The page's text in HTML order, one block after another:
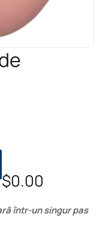
$0.00
într-un singur pas